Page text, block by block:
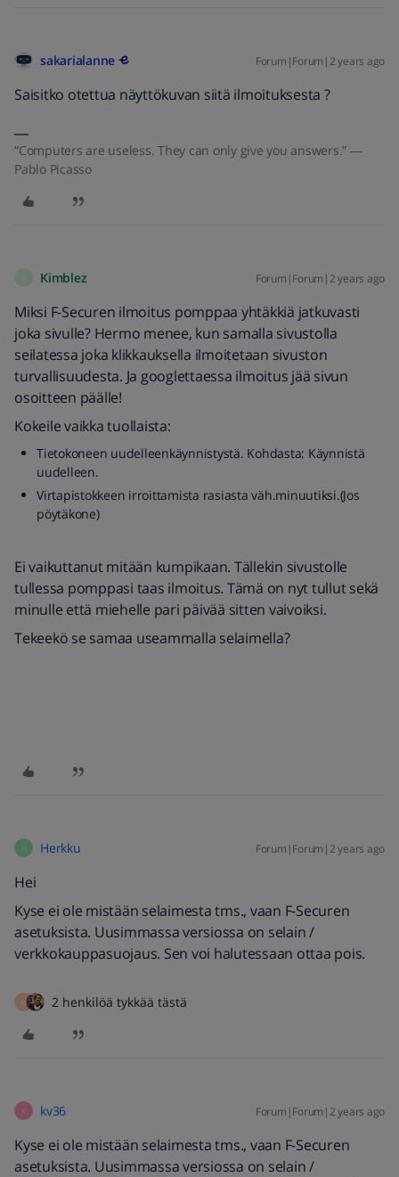
sakarialanne Forum|Forum|2 years ago
Saisitko otettua näyttökuvan siitä ilmoituksesta ?
“Computers are useless. They can only give you answers.” ―
Pablo Picasso
Kimblez Forum|Forum|2 years ago
Miksi F-Securen ilmoitus pomppaa yhtäkkiä jatkuvasti
joka sivulle? Hermo menee, kun samalla sivustolla
seilatessa joka klikkauksella ilmoitetaan sivuston
turvallisuudesta. Ja googlettaessa ilmoitus jää sivun
osoitteen päälle!
Kokeile vaikka tuollaista:
Tietokoneen uudelleenkäynnistystä. Kohdasta: Käynnistä
uudelleen.
Virtapistokkeen irroittamista rasiasta väh.minuutiksi.(Jos
pöytäkone)
Ei vaikuttanut mitään kumpikaan. Tällekin sivustolle
tullessa pomppasi taas ilmoitus. Tämä on nyt tullut sekä
minulle että miehelle pari päivää sitten vaivoiksi.
Tekeekö se samaa useammalla selaimella?
H Herkku Forum|Forum|2 years ago
Hei
Kyse ei ole mistään selaimesta tms., vaan F-Securen
asetuksista. Uusimmassa versiossa on selain /
verkkokauppasuojaus. Sen voi halutessaan ottaa pois.
H 2 henkilöä tykkää tästä
K kv36 Forum|Forum|2 years ago
Kyse ei ole mistään selaimesta tms., vaan F-Securen
asetuksista. Uusimmassa versiossa on selain /